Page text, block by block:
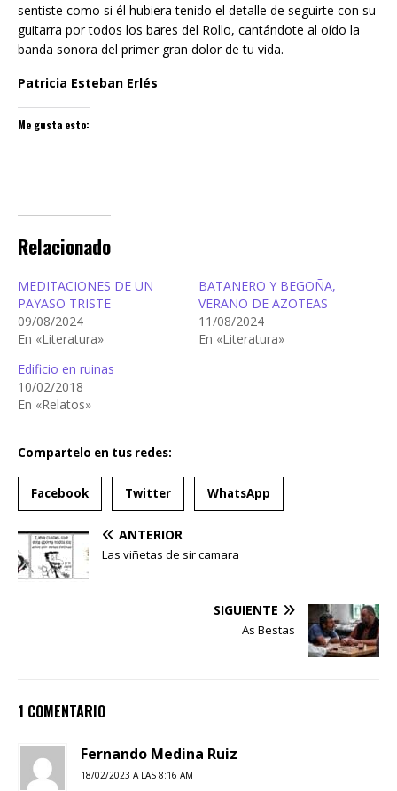
sentiste como si él hubiera tenido el detalle de seguirte con su
guitarra por todos los bares del Rollo, cantándote al oído la
banda sonora del primer gran dolor de tu vida.
Patricia Esteban Erlés
Me gusta esto:
Relacionado
MEDITACIONES DE UN
PAYASO TRISTE
09/08/2024
En «Literatura»
BATANERO Y BEGOÑA,
VERANO DE AZOTEAS
11/08/2024
En «Literatura»
Edificio en ruinas
10/02/2018
En «Relatos»
Compartelo en tus redes:
Facebook Twitter WhatsApp
ANTERIOR
Las viñetas de sir camara
SIGUIENTE
As Bestas
1 COMENTARIO
Fernando Medina Ruiz
18/02/2023 A LAS 8:16 AM